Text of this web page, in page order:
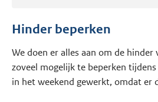
Hinder beperken
We doen er alles aan om de
zoveel mogelijk te beperken
in het weekend gewerkt, omdat er